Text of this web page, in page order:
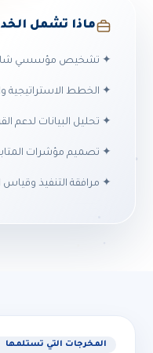
ماذا تشمل
✦ تشخيص مؤسسي
✦ الخطط الاستراتيجية
✦ تحليل البيانات لدعم
✦ تصميم مؤشرات
✦ مرافقة التنفيذ وقياس
المخرجات التي تستلمها